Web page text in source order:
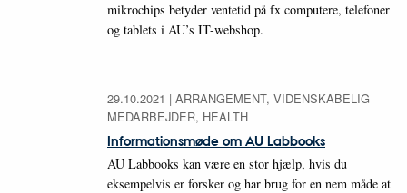
mikrochips betyder ventetid på fx computere, telefoner
og tablets i AU’s IT-webshop.
29.10.2021 | ARRANGEMENT, VIDENSKABELIG
MEDARBEJDER, HEALTH
Informationsmøde om AU Labbooks
AU Labbooks kan være en stor hjælp, hvis du
eksempelvis er forsker og har brug for en nem måde at